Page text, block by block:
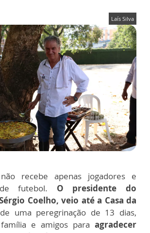
Laís Silva
recebe apenas jogadores e
futebol. O presidente do
Coelho, veio até a Casa da
uma peregrinação de 13 dias,
e amigos para agradecer